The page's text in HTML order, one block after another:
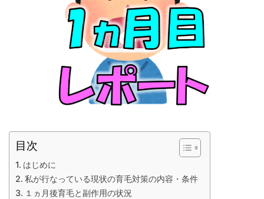
目次
はじめに
私が行なっている現状の育毛対策の内容・条件
１ヵ月後育毛と副作用の状況